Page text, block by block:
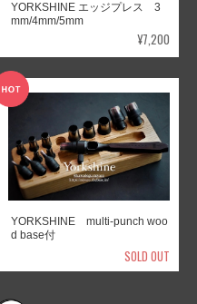
YORKSHINE エッジプレス 3
mm/4mm/5mm
¥7,200
YORKSHINE multi-punch woo
d base付
SOLD OUT